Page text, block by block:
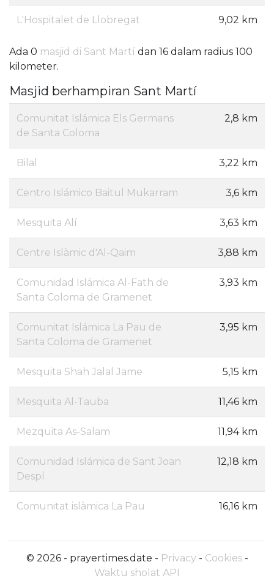
L'Hospitalet de Llobregat 9,02 km
Ada 0 masjid di Sant Martí dan 16 dalam radius 100
kilometer.
Masjid berhampiran Sant Martí
Comunitat Islámica Els Germans
de Santa Coloma
2,8 km
Bilal 3,22 km
Centro Islámico Baitul Mukarram 3,6 km
Mesquita Alí 3,63 km
Centre Islàmic d'Al-Qaim 3,88 km
Comunidad Islámica Al-Fath de
Santa Coloma de Gramenet
3,93 km
Comunitat Islámica La Pau de
Santa Coloma de Gramenet
3,95 km
Mesquita Shah Jalal Jame 5,15 km
Mesquita Al-Tauba 11,46 km
Mezquita As-Salam 11,94 km
Comunidad Islámica de Sant Joan
Despí
12,18 km
Comunitat islàmica La Pau 16,16 km
© 2026 - prayertimes.date - Privacy- Cookies-
Waktu sholat API